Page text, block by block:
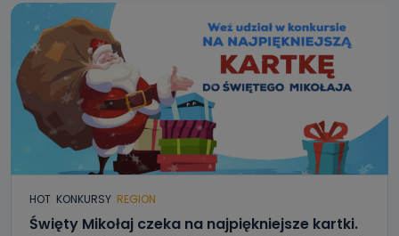
HOT KONKURSY REGION
Święty Mikołaj czeka na najpiękniejsze kartki.